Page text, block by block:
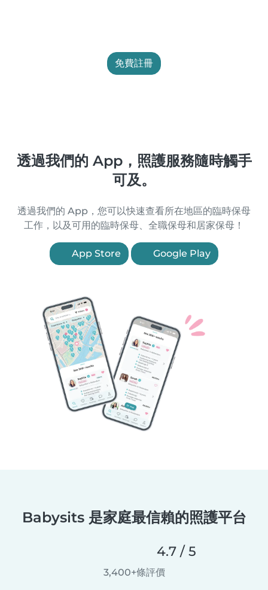
免費註冊
透過我們的 App，照護服務隨時觸手
可及。
透過我們的 App，您可以快速查看所在地區的臨時保母
工作，以及可用的臨時保母、全職保母和居家保母！
App Store Google Play
Babysits 是家庭最信賴的照護平台
4.7 / 5
3,400+條評價